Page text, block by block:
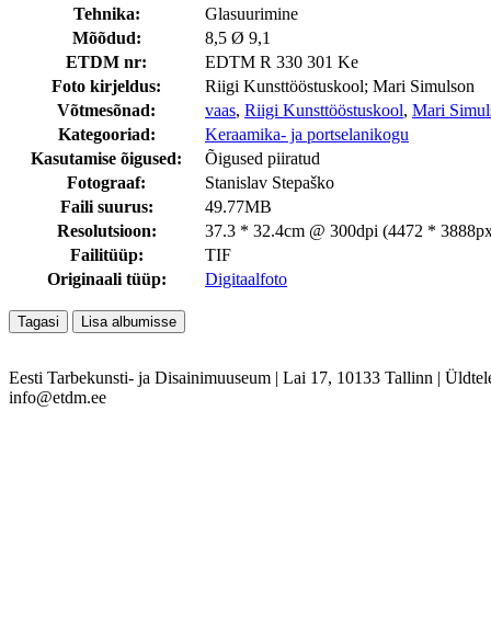
Tehnika:
Glasuurimine
Mõõdud:
8,5 Ø 9,1
ETDM nr:
EDTM R 330 301 Ke
Foto kirjeldus:
Riigi Kunsttööstuskool; Mari Simulson
Võtmesõnad:
vaas, Riigi Kunsttööstuskool, Mari
Kategooriad:
Keraamika- ja portselanikogu
Kasutamise õigused:
Õigused piiratud
Fotograaf:
Stanislav Stepaško
Faili suurus:
49.77MB
Resolutsioon:
37.3 * 32.4cm @ 300dpi (4472 *
Failitüüp:
TIF
Originaali tüüp:
Digitaalfoto
Eesti Tarbekunsti- ja Disainimuuseum | Lai 17, 10133 Tallinn |
info@etdm.ee